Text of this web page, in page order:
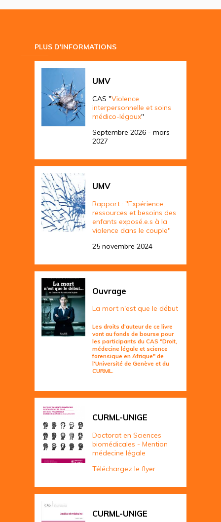
PLUS D'INFORMATIONS
UMV
CAS "Violence
interpersonnelle et soins
médico-légaux"
Septembre 2026 - mars
2027
UMV
Rapport : "Expérience,
ressources et besoins des
enfants exposé.e.s à la
violence dans le couple"
25 novembre 2024
Ouvrage
La mort n'est que le début
Les droits d'auteur de ce livre
vont au fonds de bourse pour
les participants du CAS "Droit,
médecine légale et science
forensique en Afrique" de
l'Université de Genève et du
CURML.
CURML-UNIGE
Doctorat en Sciences
biomédicales - Mention
médecine légale
Téléchargez le flyer
CURML-UNIGE